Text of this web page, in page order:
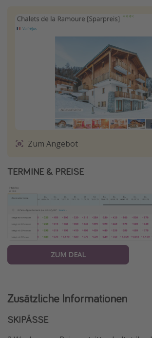
Zum Angebot
TERMINE & PREISE
ZUM DEAL
Zusätzliche Informationen
SKIPÄSSE